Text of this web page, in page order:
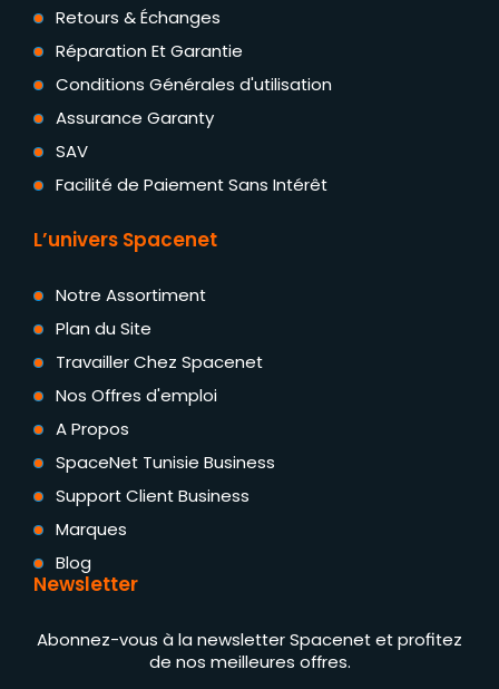
Retours & Échanges
Réparation Et Garantie
Conditions Générales d'utilisation
Assurance Garanty
SAV
Facilité de Paiement Sans Intérêt
L’univers Spacenet
Notre Assortiment
Plan du Site
Travailler Chez Spacenet
Nos Offres d'emploi
A Propos
SpaceNet Tunisie Business
Support Client Business
Marques
Blog
Newsletter
Abonnez-vous à la newsletter Spacenet et profitez
de nos meilleures offres.